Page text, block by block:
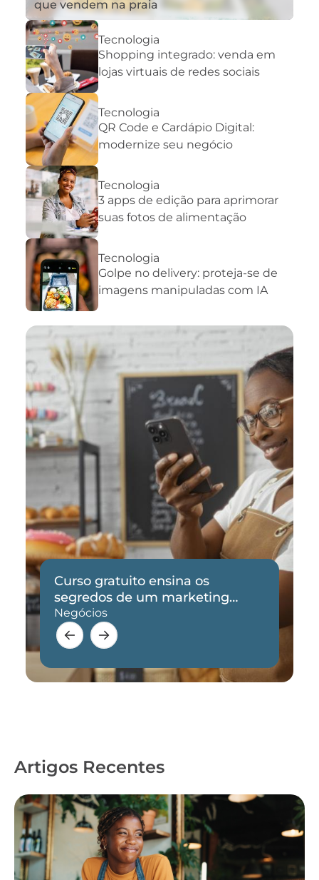
que vendem na praia
Tecnologia
Shopping integrado: venda em
lojas virtuais de redes sociais
Tecnologia
QR Code e Cardápio Digital:
modernize seu negócio
Tecnologia
3 apps de edição para aprimorar
suas fotos de alimentação
Tecnologia
Golpe no delivery: proteja-se de
imagens manipuladas com IA
Curso gratuito ensina os
segredos de um marketing
eficaz
Negócios
Artigos Recentes